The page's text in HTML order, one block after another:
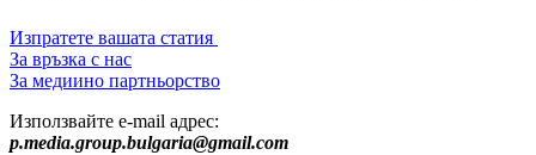
Изпратете вашата статия
За връзка с нас
За медиино партньорство
Използвайте e-mail адрес:
p.media.group.bulgaria@gmail.com